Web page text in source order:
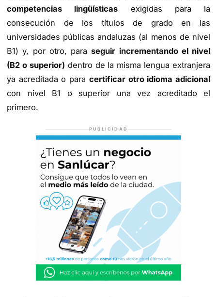
competencias lingüísticas exigidas para la
consecución de los títulos de grado en las
universidades públicas andaluzas (al menos de nivel
B1) y, por otro, paraseguir incrementando el nivel
(B2 o superior) dentro de la misma lengua extranjera
ya acreditada o para certificar otro idioma adicional
con nivel B1 o superior una vez acreditado el
primero.
PUBLICIDAD